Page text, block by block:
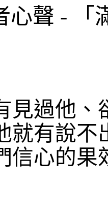
心聲 -
見過他、
就有說
信心的果